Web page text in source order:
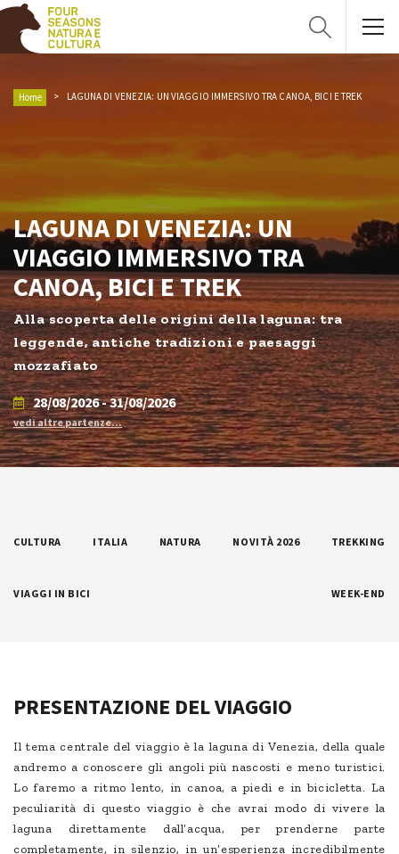
Home LAGUNA DI VENEZIA: UN VIAGGIO IMMERSIVO TRA CANOA, BICI E TREK
LAGUNA DI VENEZIA: UN
VIAGGIO IMMERSIVO TRA
CANOA, BICI E TREK
Alla scoperta delle origini della laguna: tra
leggende, antiche tradizioni e paesaggi
mozzafiato
28/08/2026 - 31/08/2026
vedi altre partenze...
CULTURA ITALIA NATURA NOVITÀ 2026 TREKKING
VIAGGI IN BICI WEEK-END
PRESENTAZIONE DEL VIAGGIO
Il tema centrale del viaggio è la laguna di Venezia, della quale
andremo a conoscere gli angoli più nascosti e meno turistici.
Lo faremo a ritmo lento, in canoa, a piedi e in bicicletta. La
peculiarità di questo viaggio è che avrai modo di vivere la
laguna direttamente dall’acqua, per prenderne parte
completamente, in silenzio, in un’esperienza incredibilmente